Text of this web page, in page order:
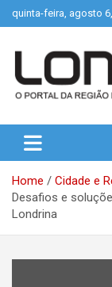
to
quinta-feira, agosto
Londrix
Home
Cidade e
Desafios e
Londrina